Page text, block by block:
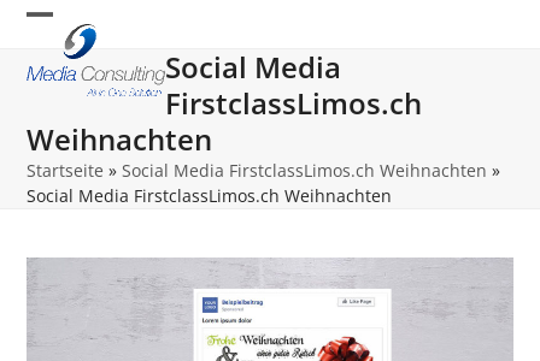
Skip
content
Open
mobile
menu
Close
mobile
menu
Social Media
FirstclassLimos.ch
Weihnachten
Startseite »Social Media FirstclassLimos.ch Weihnachten »
Social Media FirstclassLimos.ch Weihnachten